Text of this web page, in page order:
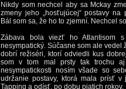
Nikdy som nechcel aby sa Mckay
zmeny jeho „hosťujúcej“ postavy na
Bál som sa, že ho to zjemní. Nechcel
Zábava bola viezť ho Atlantisom
nesympatický. Súčasne som ale vedel
dobrí režiséri, ktorí odviedli kus
som v tom mal prsty tak trochu
nesympatickosti nosím všade so
udržanie postavy, ktorá mala prísť v
Tapping a odísť, po dobu piatich rokov.